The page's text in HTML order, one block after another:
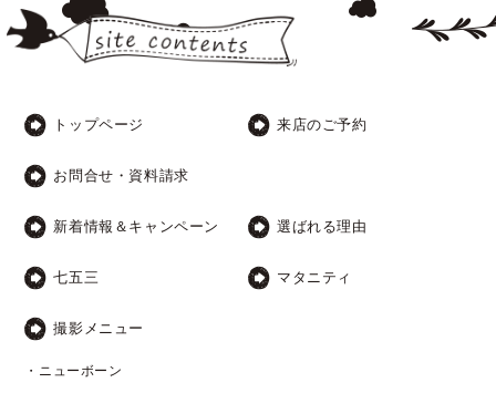
トップページ 来店のご予約
お問合せ・資料請求
新着情報＆キャンペーン 選ばれる理由
七五三 マタニティ
撮影メニュー
・ニューボーン